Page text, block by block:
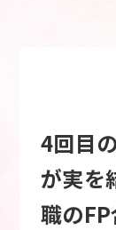
4回目
が実を
職の